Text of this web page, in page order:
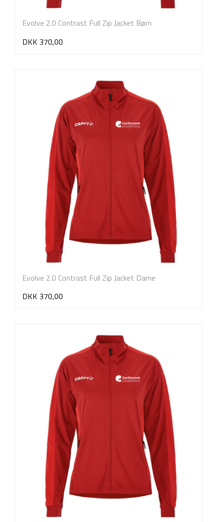
Evolve 2.0 Contrast Full Zip Jacket Børn
DKK 370,00
Evolve 2.0 Contrast Full Zip Jacket Dame
DKK 370,00